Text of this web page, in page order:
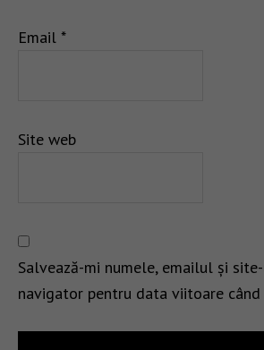
Email *
Site web
Salvează-mi numele, emailul și
navigator pentru data viitoare când